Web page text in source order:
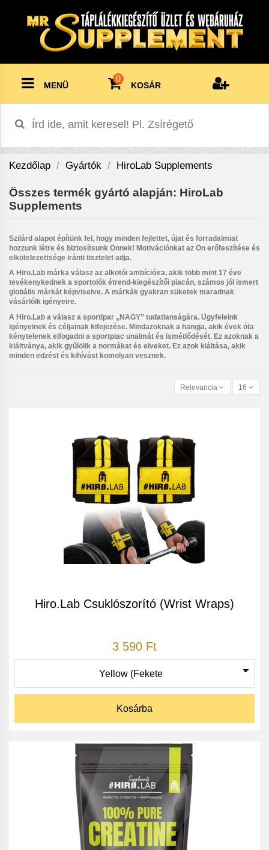
MENÜ
0
KOSÁR
Kezdőlap Gyártók HiroLab Supplements
Összes termék gyártó alapján: HiroLab
Supplements
Szilárd alapot építünk fel, hogy minden fejlettet, újat és forradalmiat
hozzunk létre és biztosítsunk Önnek! Motivációnkat az Ön erőfeszítése és
elkötelezettsége iránti tisztelet adja.
A Hiro.Lab márka válasz az alkotói ambícióira, akik több mint 17 éve
tevékenykednek a sportolók étrend-kiegészítői piacán, számos jól ismert
globális márkát képviselve. A márkák gyakran süketek maradnak
vásárlóik igényeire.
A Hiro.Lab a válasz a sportipar „NAGY” tudatlanságára. Ügyfeleink
igényeinek és céljainak kifejezése. Mindazoknak a hangja, akik évek óta
kénytelenek elfogadni a sportpiac unalmát és ismétlődését. Ez azoknak a
kiáltványa, akik gyűlölik a normákat és elveket. Ez azok kiáltása, akik
minden edzést és kihívást komolyan vesznek.
Relevancia 16
Hiro.Lab Csuklószorító (Wrist Wraps)
3 590 Ft
Kosárba